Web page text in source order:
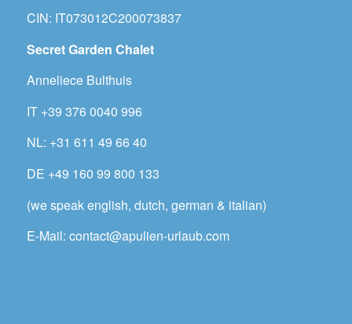
CIN: IT073012C200073837
Secret Garden Chalet
Anneliece Bulthuis
IT +39 376 0040 996
NL: +31 611 49 66 40
DE +49 160 99 800 133
(we speak english, dutch, german & italian)
E-Mail: contact@apulien-urlaub.com